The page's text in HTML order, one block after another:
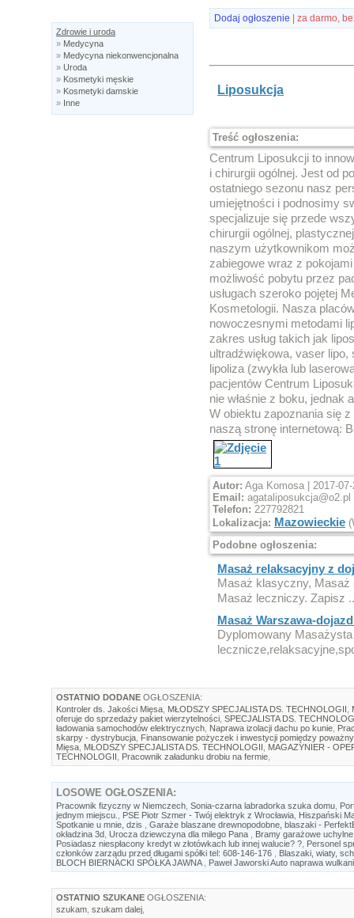
Zdrowie i uroda
» Medycyna
» Medycyna niekonwencjonalna
» Uroda
» Kosmetyki męskie
» Kosmetyki damskie
» Inne
Dodaj ogłoszenie | za darmo,
Liposukcja
Treść ogłoszenia:
Centrum Liposukcji to
i chirurgii ogólnej. Jest od
ostatniego sezonu nasz
umiejętności i podnosimy
specjalizuje się przede
chirurgii ogólnej,
naszym użytkownikom
zabiegowe wraz z
możliwość pobytu przez
usługach szeroko pojętej
Kosmetologii. Nasza
nowoczesnymi metodami
zakres usług takich jak
ultradźwiękowa, vaser
lipoliza (zwykła lub
pacjentów Centrum
nie właśnie z boku, jednak
W obiektu zapoznania się
naszą stronę internetową:
Autor: Aga Komosa | 2017-
Email: agataliposukcja@o2.pl
Telefon: 227792821
Lokalizacja: Mazowieckie
Podobne ogłoszenia:
Masaż relaksacyjny z
Masaż klasyczny,
Masaż leczniczy. Zapisz ..
Masaż Warszawa-
Dyplomowany
OSTATNIO DODANE OGŁOSZENIA:
Kontroler ds. Jakości Mięsa MŁODSZY SPECJALISTA DS. TECHNOLOGII
oferuje do sprzedaży pakiet wierzytelności SPECJALISTA DS.
ładowania samochodów elektrycznych Naprawa izolacji dachu po kunie
skarpy - dystrybucja Finansowanie pożyczek i inwestycji pomiędzy
Mięsa MŁODSZY SPECJALISTA DS. TECHNOLOGII
MAGAZYNIER -
TECHNOLOGII
Pracownik załadunku drobiu na fermie
LOSOWE OGŁOSZENIA:
Pracownik fizyczny w Niemczech Sonia-czarna labradorka szuka domu
jednym miejscu.
PSE Piotr Szmer - Twój elektryk z Wrocławia Hiszpański
Spotkanie u mnie, dzis
Garaże blaszane drewnopodobne, blaszaki -
okładzina 3d Urocza dziewczyna dla milego Pana
Bramy garażowe
Posiadasz niespłacony kredyt w złotówkach lub innej walucie? ? Personel
członków zarządu przed długami spółki tel: 608-146-176
Blaszaki, wiaty,
BLOCH BIERNACKI SPÓŁKA JAWNA
Paweł Jaworski Auto naprawa
OSTATNIO SZUKANE OGŁOSZENIA:
szukam szukam dalej